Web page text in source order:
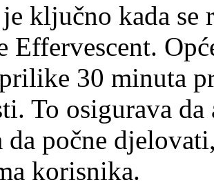
ključno kada se
Effervescent.
30 minuta
To osigurava
da počne
korisnika.